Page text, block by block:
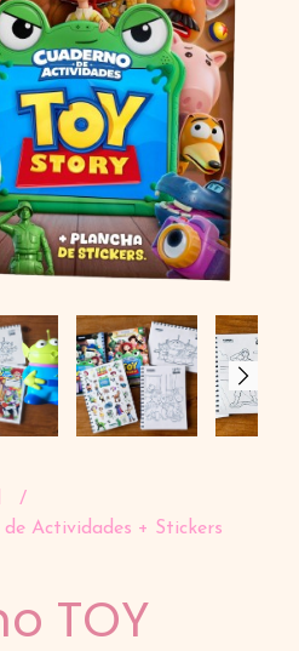
Actividades + Stickers
TOY